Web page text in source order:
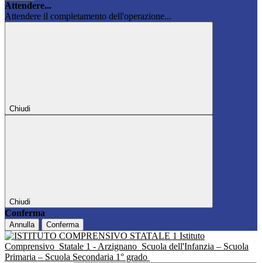
Attendere...
Attendere il completamento dell'operazione...
Chiudi
Chiudi
Conferma
Annulla Conferma
Istituto
Comprensivo Statale 1 - Arzignano Scuola dell'Infanzia – Scuola
Primaria – Scuola Secondaria 1° grado